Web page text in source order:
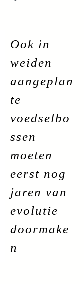
Ook in
weiden
aangeplan
te
voedselbo
ssen
moeten
eerst nog
jaren van
evolutie
doormake
n